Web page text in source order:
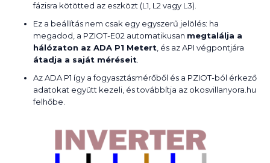
fázisra kötötted az eszközt (L1, L2 vagy L3).
Ez a beállítás nem csak egy egyszerű jelölés: ha
megadod, a PZIOT-E02 automatikusan megtalálja a
hálózaton az ADA P1 Metert , és az API végpontjára
átadja a saját méréseit
Az ADA P1 így a fogyasztásmérőből és a PZIOT-ból érkező
adatokat együtt kezeli, és továbbítja az okosvillanyora.hu
felhőbe.